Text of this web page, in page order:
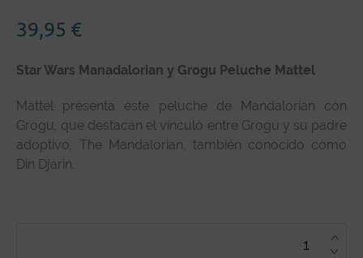
39,95 €
Star Wars Manadalorian y Grogu Peluche Mattel
Mattel presenta este peluche de Mandalorian con
Grogu, que destacan el vínculo entre Grogu y su padre
adoptivo, The Mandalorian, también conocido como
Din Djarin.